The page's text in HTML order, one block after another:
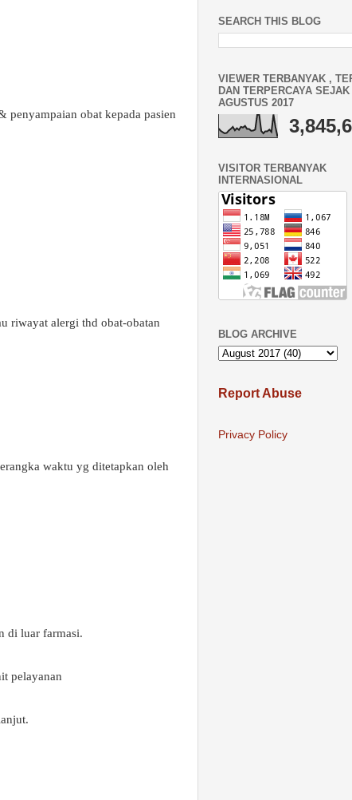
penyampaian obat kepada pasien
riwayat alergi thd obat-obatan
waktu yg ditetapkan oleh
di luar farmasi.
pelayanan
SEARCH THIS BLOG
VIEWER TERBANYAK ,
DAN TERPERCAYA SEJAK
AGUSTUS 2017
VISITOR TERBANYAK
INTERNASIONAL
BLOG ARCHIVE
Report Abuse
Privacy Policy